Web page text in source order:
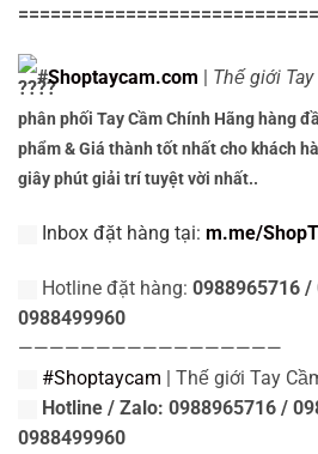
#Shoptaycam.com | Thế giới
phân phối Tay Cầm Chính Hãng hàng
phẩm & Giá thành tốt nhất cho khách
giây phút giải trí tuyệt vời nhất..
Inbox đặt hàng tại: m.me/
Hotline đặt hàng: 0988965716
0988499960
—————————————————
#Shoptaycam | Thế giới Tay
Hotline / Zalo: 0988965716 /
0988499960